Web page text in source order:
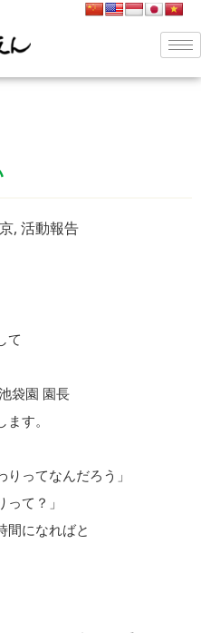
, 活動報告
て
袋園 園長
す。
りってなんだろう」
て？」
間になればと